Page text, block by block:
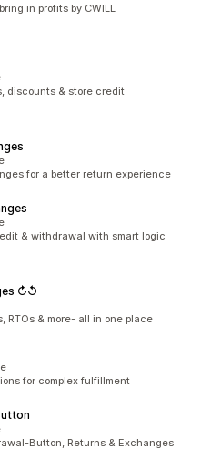
in profits by CWILL
discounts & store credit
for a better return experience
& withdrawal with smart logic
↻↺
RTOs & more- all in one place
for complex fulfillment
Button, Returns & Exchanges